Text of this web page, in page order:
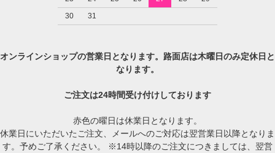
30
31
オンラインショップの営業日となります。路面店は木曜日のみ定休日と
なります。
ご注文は24時間受け付けしております
赤色の曜日は休業日となります。
休業日にいただいたご注文、メールへのご対応は翌営業日以降となりま
す。予めご了承ください。 ※14時以降のご注文につきましては、翌営